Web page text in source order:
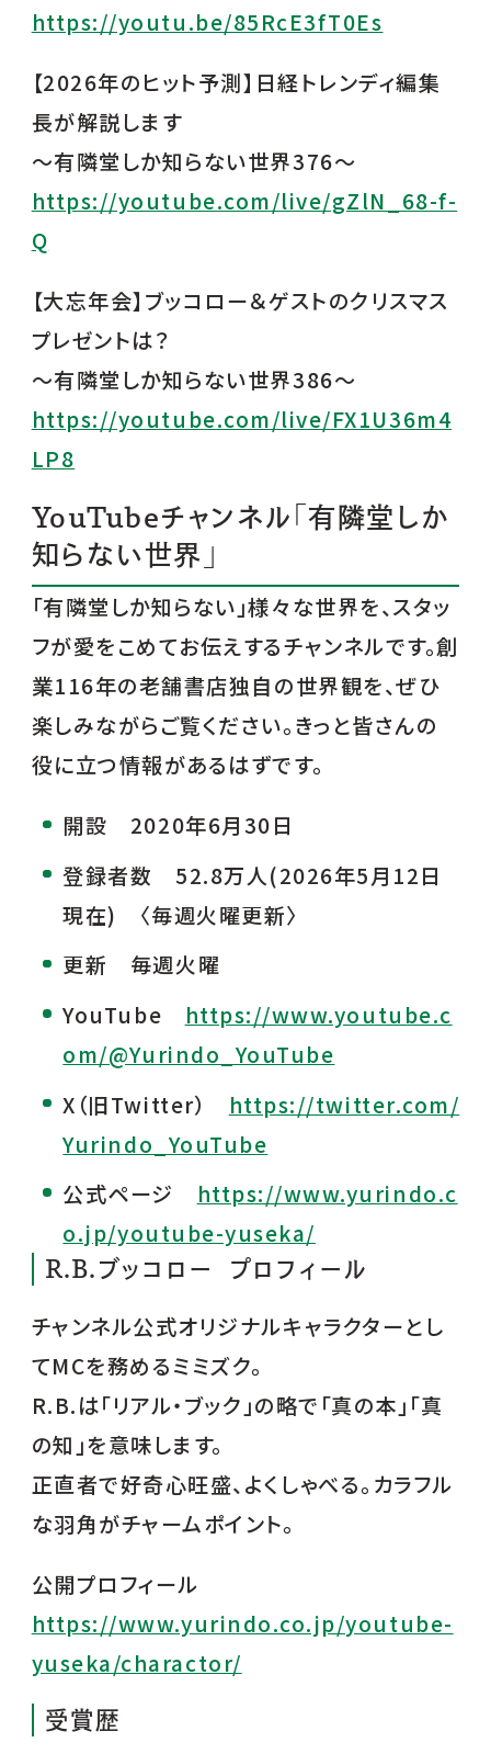
https://youtu.be/85RcE3fT0Es
【2026年のヒット予測】日経トレンディ編集
長が解説します
～有隣堂しか知らない世界376～
https://youtube.com/live/gZlN_68-f-
Q
【大忘年会】ブッコロー＆ゲストのクリスマス
プレゼントは？
～有隣堂しか知らない世界386～
https://youtube.com/live/FX1U36m4
LP8
YouTubeチャンネル「有隣堂しか
知らない世界」
「有隣堂しか知らない」様々な世界を、スタッ
フが愛をこめてお伝えするチャンネルです。創
業116年の老舗書店独自の世界観を、ぜひ
楽しみながらご覧ください。きっと皆さんの
役に立つ情報があるはずです。
開設 2020年6月30日
登録者数 52.8万人(2026年5月12日
現在) 〈毎週火曜更新〉
更新 毎週火曜
YouTube https://www.youtube.c
om/@Yurindo_YouTube
X（旧Twitter） https://twitter.com/
Yurindo_YouTube
公式ページ https://www.yurindo.c
o.jp/youtube-yuseka/
R.B.ブッコロー プロフィール
チャンネル公式オリジナルキャラクターとし
てMCを務めるミミズク。
R.B.は「リアル・ブック」の略で「真の本」「真
の知」を意味します。
正直者で好奇心旺盛、よくしゃべる。カラフル
な羽角がチャームポイント。
公開プロフィール
https://www.yurindo.co.jp/youtube-
yuseka/charactor/
受賞歴